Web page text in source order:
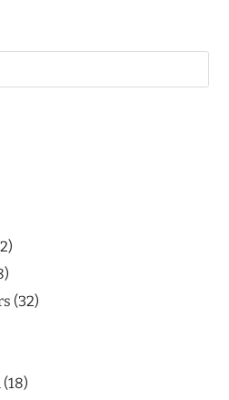
32
18